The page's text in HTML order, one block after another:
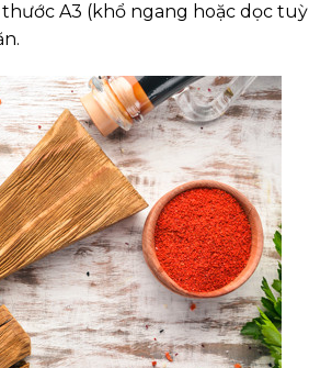
A3 (khổ ngang hoặc dọc tuỳ